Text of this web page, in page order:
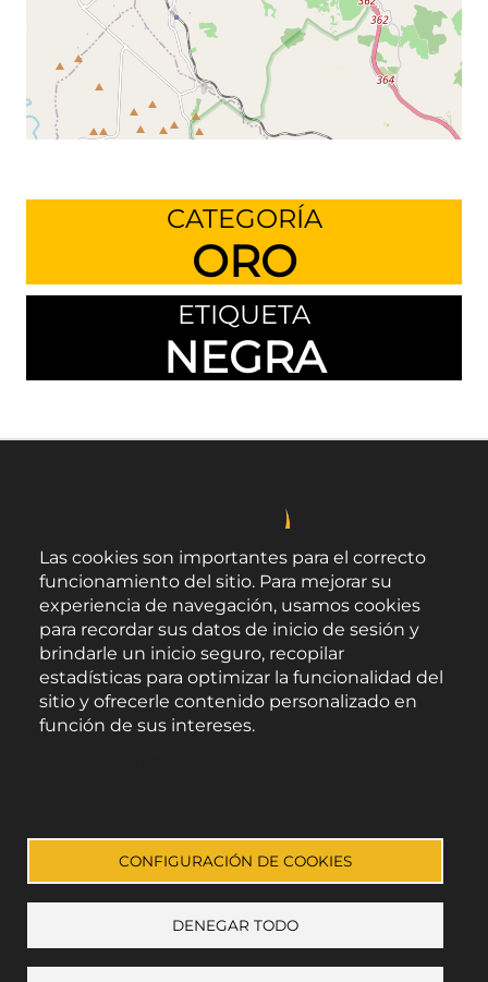
CATEGORÍA
ORO
ETIQUETA
NEGRA
Aviso legal-Política de privacidad-
Accesibilidad
Enlace a Facebook
Enlace a Instagram
Enlace a Youtube Channel
Enlace a X (Twitter)
Las cookies son importantes para el correcto
funcionamiento del sitio. Para mejorar su
experiencia de navegación, usamos cookies
para recordar sus datos de inicio de sesión y
brindarle un inicio seguro, recopilar
estadísticas para optimizar la funcionalidad del
sitio y ofrecerle contenido personalizado en
función de sus intereses.
CONFIGURACIÓN DE COOKIES
DENEGAR TODO